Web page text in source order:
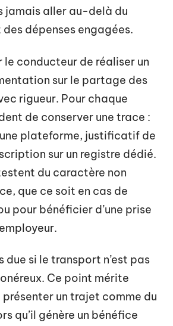
jamais aller au-delà du
dépenses engagées.
le conducteur de réaliser un
sur le partage des
rigueur. Pour chaque
de conserver une trace :
plateforme, justificatif de
sur un registre dédié.
du caractère non
que ce soit en cas de
pour bénéficier d’une prise
due si le transport n’est pas
Ce point mérite
présenter un trajet comme du
qu’il génère un bénéfice